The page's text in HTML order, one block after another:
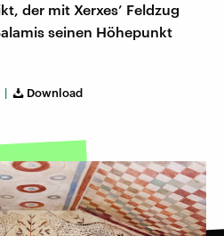
der mit Xerxes’ Feldzug
seinen Höhepunkt
| Download